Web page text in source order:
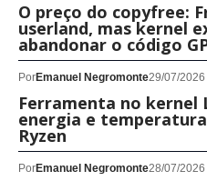
O preço do copyfree:
userland, mas kernel
abandonar o código
PorEmanuel Negromonte29/07/2026
Ferramenta no kernel
energia e
Ryzen
PorEmanuel Negromonte28/07/2026